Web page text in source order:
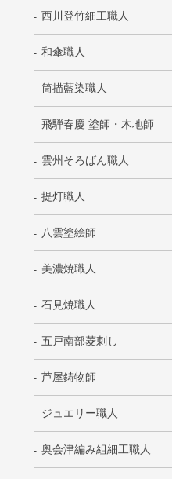
西川登竹細工職人
和傘職人
筒描藍染職人
飛騨春慶 塗師・木地師
雲州そろばん職人
提灯職人
八雲塗絵師
美濃焼職人
石見焼職人
五戸南部菱刺し
芦屋鋳物師
ジュエリー職人
奥会津編み組細工職人